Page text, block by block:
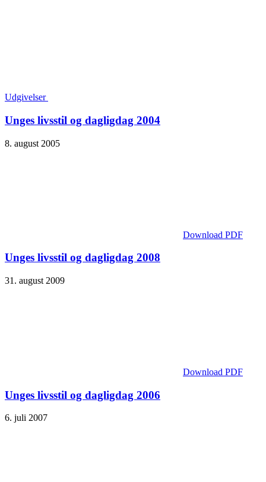
Udgivelser
Unges livsstil og dagligdag 2004
8. august 2005
Download PDF
Unges livsstil og dagligdag 2008
31. august 2009
Download PDF
Unges livsstil og dagligdag 2006
6. juli 2007